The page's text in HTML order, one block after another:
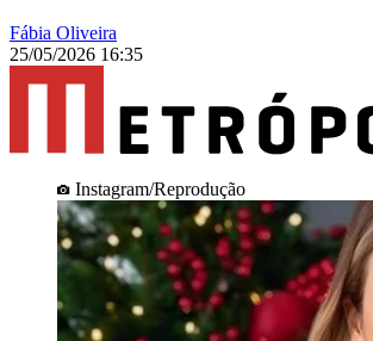
Fábia Oliveira
25/05/2026 16:35
Instagram/Reprodução